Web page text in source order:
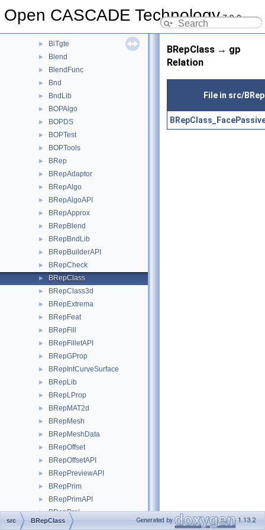
Open CASCADE Technology7.9.0
BinXCAFDrivers
► BiTgte
► Blend
► BlendFunc
► Bnd
► BndLib
► BOPAlgo
► BOPDS
► BOPTest
► BOPTools
► BRep
► BRepAdaptor
► BRepAlgo
► BRepAlgoAPI
► BRepApprox
► BRepBlend
► BRepBndLib
► BRepBuilderAPI
► BRepCheck
► BRepClass
► BRepClass3d
► BRepExtrema
► BRepFeat
► BRepFill
► BRepFilletAPI
► BRepGProp
► BRepIntCurveSurface
► BRepLib
► BRepLProp
► BRepMAT2d
► BRepMesh
► BRepMeshData
► BRepOffset
► BRepOffsetAPI
► BRepPreviewAPI
► BRepPrim
► BRepPrimAPI
► BRepProj
► BRepSweep
BRepClass → gp
Relation
File in src/
src BRepClass Generated by 1.13.2